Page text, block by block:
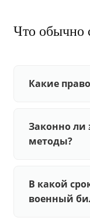
Что обычно
Какие
Законно ли
методы?
В какой
военный